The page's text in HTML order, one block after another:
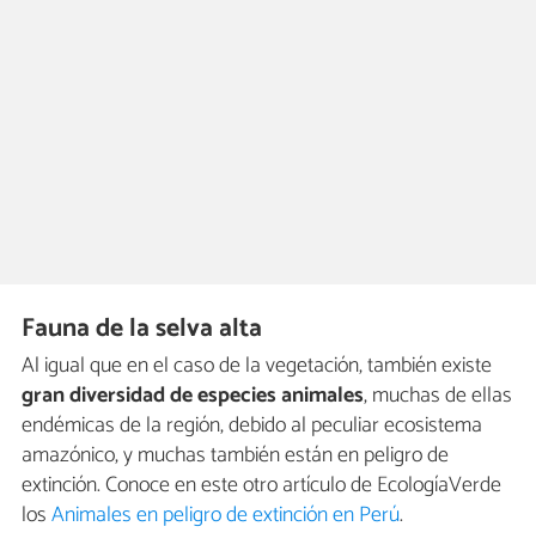
Fauna de la selva alta
Al igual que en el caso de la vegetación, también existe
gran diversidad de especies animales, muchas de ellas
endémicas de la región, debido al peculiar ecosistema
amazónico, y muchas también están en peligro de
extinción. Conoce en este otro artículo de EcologíaVerde
losAnimales en peligro de extinción en Perú.